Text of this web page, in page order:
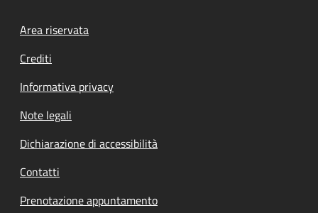
Footer menu
Area riservata
Crediti
Informativa privacy
Note legali
Dichiarazione di accessibilità
Contatti
Prenotazione appuntamento